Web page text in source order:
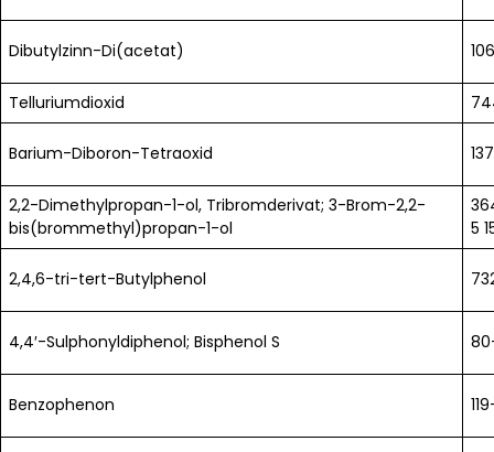
Dibutylzinn-Di(acetat)
Telluriumdioxid
Barium-Diboron-Tetraoxid
2,2-Dimethylpropan-1-ol, Tribromderivat; 3-Brom-2,2-
bis(brommethyl)propan-1-ol
5
2,4,6-tri-tert-Butylphenol
4,4′-Sulphonyldiphenol; Bisphenol S
Benzophenon